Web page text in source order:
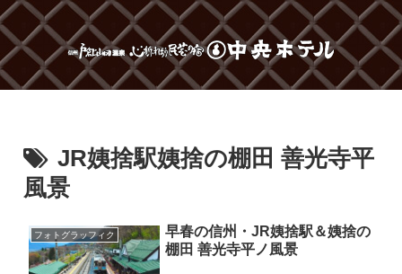
JR姨捨駅姨捨の棚田 善光寺平
風景
フォトグラッフィク
早春の信州・JR姨捨駅＆姨捨の
棚田 善光寺平ノ風景